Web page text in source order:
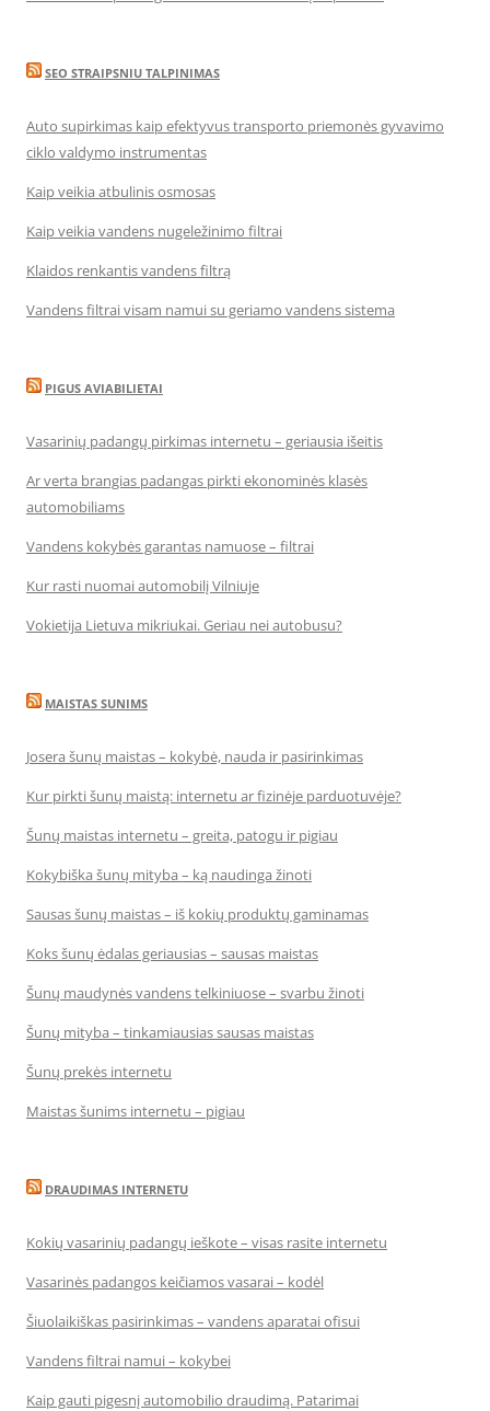
SEO STRAIPSNIU TALPINIMAS
Auto supirkimas kaip efektyvus transporto priemonės gyvavimo
ciklo valdymo instrumentas
Kaip veikia atbulinis osmosas
Kaip veikia vandens nugeležinimo filtrai
Klaidos renkantis vandens filtrą
Vandens filtrai visam namui su geriamo vandens sistema
PIGUS AVIABILIETAI
Vasarinių padangų pirkimas internetu – geriausia išeitis
Ar verta brangias padangas pirkti ekonominės klasės
automobiliams
Vandens kokybės garantas namuose – filtrai
Kur rasti nuomai automobilį Vilniuje
Vokietija Lietuva mikriukai. Geriau nei autobusu?
MAISTAS SUNIMS
Josera šunų maistas – kokybė, nauda ir pasirinkimas
Kur pirkti šunų maistą: internetu ar fizinėje parduotuvėje?
Šunų maistas internetu – greita, patogu ir pigiau
Kokybiška šunų mityba – ką naudinga žinoti
Sausas šunų maistas – iš kokių produktų gaminamas
Koks šunų ėdalas geriausias – sausas maistas
Šunų maudynės vandens telkiniuose – svarbu žinoti
Šunų mityba – tinkamiausias sausas maistas
Šunų prekės internetu
Maistas šunims internetu – pigiau
DRAUDIMAS INTERNETU
Kokių vasarinių padangų ieškote – visas rasite internetu
Vasarinės padangos keičiamos vasarai – kodėl
Šiuolaikiškas pasirinkimas – vandens aparatai ofisui
Vandens filtrai namui – kokybei
Kaip gauti pigesnį automobilio draudimą. Patarimai